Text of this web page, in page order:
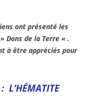
ont présenté les
Dons de la Terre « .
à être appréciés pour
L’HÉMATITE